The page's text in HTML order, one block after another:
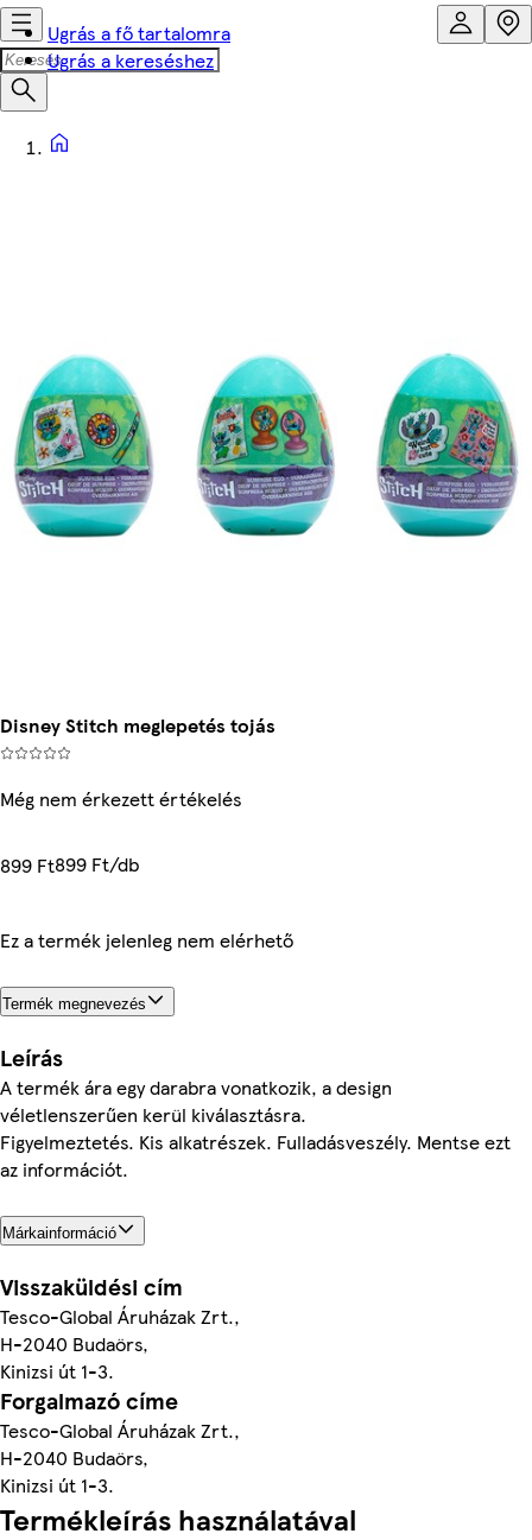
Ugrás a fő tartalomra
Ugrás a kereséshez
Disney Stitch meglepetés tojás
Még nem érkezett értékelés
899 Ft899 Ft/db
Ez a termék jelenleg nem elérhető
Termék megnevezés
Leírás
A termék ára egy darabra vonatkozik, a design
véletlenszerűen kerül kiválasztásra.
Figyelmeztetés. Kis alkatrészek. Fulladásveszély. Mentse ezt
az információt.
Márkainformáció
Visszaküldési cím
Tesco-Global Áruházak Zrt.,
H-2040 Budaörs,
Kinizsi út 1-3.
Forgalmazó címe
Tesco-Global Áruházak Zrt.,
H-2040 Budaörs,
Kinizsi út 1-3.
Termékleírás használatával